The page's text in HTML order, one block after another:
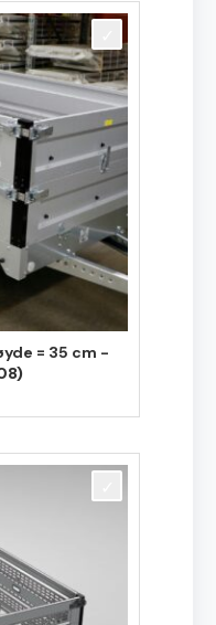
= 35 cm -